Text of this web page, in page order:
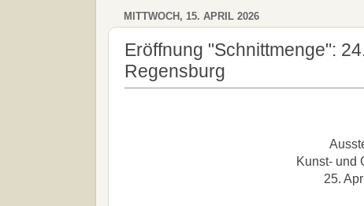
MITTWOCH, 15. APRIL 2026
Eröffnung "Schnittmenge":
Regensburg
Kunst- und
25.